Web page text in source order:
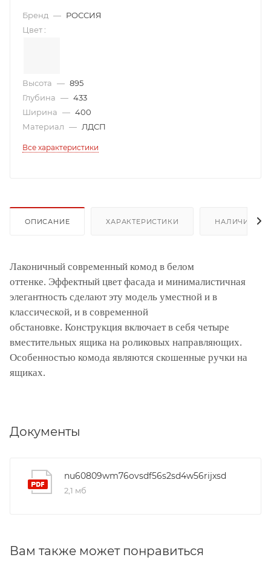
Бренд — РОССИЯ
Цвет :
Высота — 895
Глубина — 433
Ширина — 400
Материал — ЛДСП
Все характеристики
ОПИСАНИЕ ХАРАКТЕРИСТИКИ НАЛИЧИЕ
Лаконичный современный комод в белом
оттенке. Эффектный цвет фасада и минималистичная
элегантность сделают эту модель уместной и в
классической, и в современной
обстановке. Конструкция включает в себя четыре
вместительных ящика на роликовых направляющих.
Особенностью комода являются скошенные ручки на
ящиках.
Документы
nu60809wm76ovsdf56s2sd4w56rijxsd
2,1 мб
Вам также может понравиться